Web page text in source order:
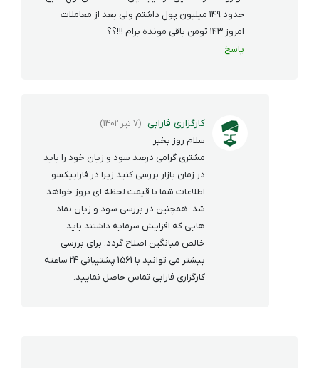
حدود ١٤٩ میلیون پول داشتم ولی بعد از معاملات
امروز ١٤٣ تومن باقی مونده برام !!!؟؟‌
پاسخ
کارگزاری فارابی (7 تیر 1402)
سلام روز بخیر
مشتری گرامی درصد سود و زیان خود را باید
در زمان بازار بررسی کنید زیرا در فارابیکسو
اطلاعات شما با قیمت لحظه ای بروز خواهد
شد. همچنین در بررسی سود و زیان نماد
هایی که افزایش سرمایه داشتند باید
خالص میانگین اصلاح گردد. برای بررسی
بیشتر می توانید با 1561 پشتیبانی 24 ساعته
کارگزاری فارابی تماس حاصل نمایید.